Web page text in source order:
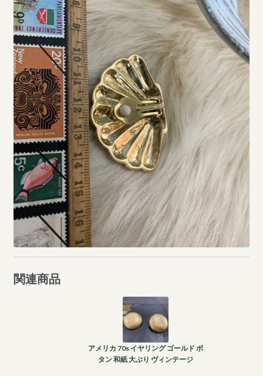
関連商品
アメリカ 70s イヤリング ゴールド ボ
タン 和紙 大ぶり ヴィンテージ